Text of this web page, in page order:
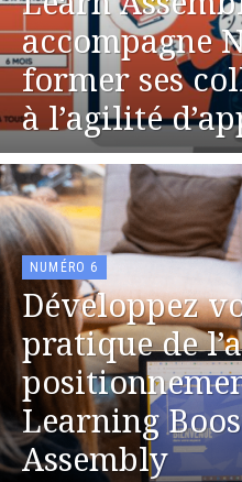
accompagne
former ses
à l’agilité
NUMÉRO 6
Développez
pratique de
Learning
Assembly